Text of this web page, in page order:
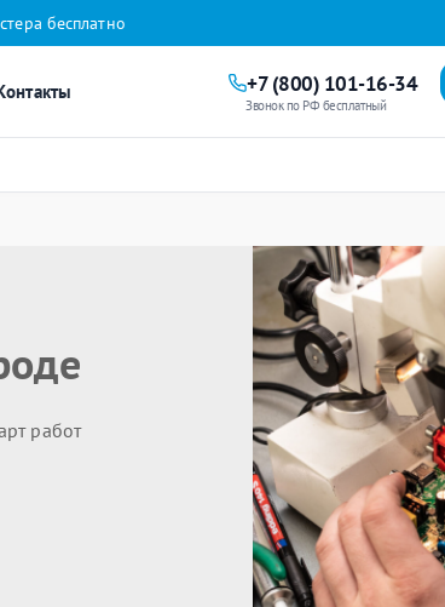
бесплатно
+7 (800) 101-16-34
Звонок по РФ бесплатный
работ